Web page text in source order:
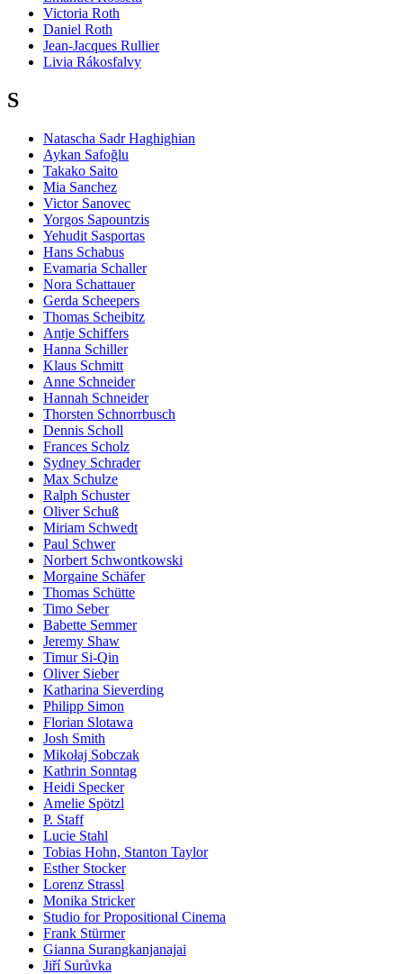
Victoria Roth
Daniel Roth
Jean-Jacques Rullier
Livia Rákosfalvy
S
Natascha Sadr Haghighian
Aykan Safoğlu
Takako Saito
Mia Sanchez
Victor Sanovec
Yorgos Sapountzis
Yehudit Sasportas
Hans Schabus
Evamaria Schaller
Nora Schattauer
Gerda Scheepers
Thomas Scheibitz
Antje Schiffers
Hanna Schiller
Klaus Schmitt
Anne Schneider
Hannah Schneider
Thorsten Schnorrbusch
Dennis Scholl
Frances Scholz
Sydney Schrader
Max Schulze
Ralph Schuster
Oliver Schuß
Miriam Schwedt
Paul Schwer
Norbert Schwontkowski
Morgaine Schäfer
Thomas Schütte
Timo Seber
Babette Semmer
Jeremy Shaw
Timur Si-Qin
Oliver Sieber
Katharina Sieverding
Philipp Simon
Florian Slotawa
Josh Smith
Mikołaj Sobczak
Kathrin Sonntag
Heidi Specker
Amelie Spötzl
P. Staff
Lucie Stahl
Tobias Hohn, Stanton Taylor
Esther Stocker
Lorenz Strassl
Monika Stricker
Studio for Propositional Cinema
Frank Stürmer
Gianna Surangkanjanajai
Jiří Surůvka